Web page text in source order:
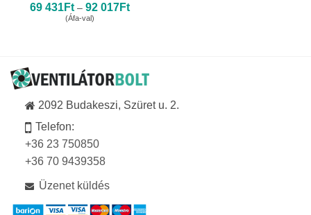
69 431Ft – 92 017FtÁrtartomány:
(Áfa-val)
2092 Budakeszi, Szüret u. 2.
Telefon:
+36 23 750850
+36 70 9439358
Üzenet küldés